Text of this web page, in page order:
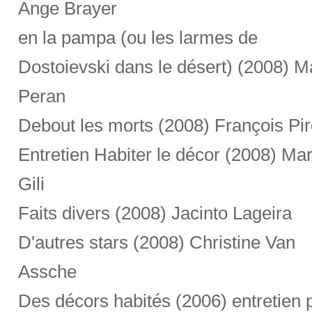
Ange Brayer
en la pampa (ou les larmes de
Dostoievski dans le désert) (2008)
Peran
Debout les morts (2008) François
Entretien Habiter le décor (2008)
Gili
Faits divers (2008) Jacinto Lageira
D'autres stars (2008) Christine Van
Assche
Des décors habités (2006) entretien